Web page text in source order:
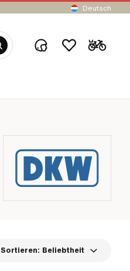
Deutsch
Sortieren: Beliebtheit